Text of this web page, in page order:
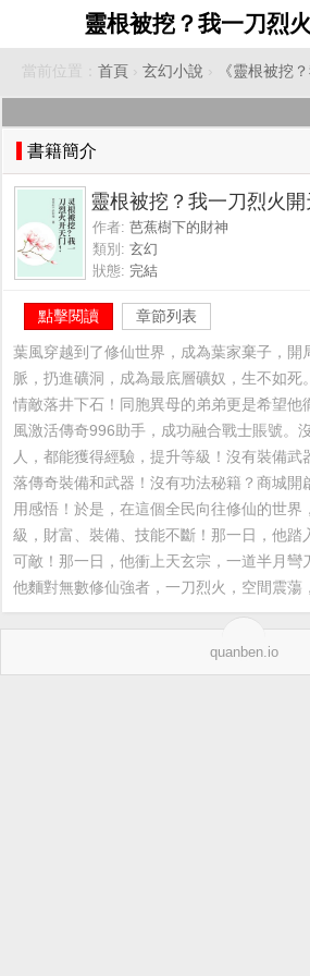
靈根被挖？我一刀烈
當前位置： 首頁 › 玄幻小說 › 《靈根被挖
書籍簡介
靈根被挖？我一刀烈火開
作者: 芭蕉樹下的財神
類別: 玄幻
狀態: 完結
點擊閱讀 章節列表
葉風穿越到了修仙世界，成為葉家棄子，開
脈，扔進礦洞，成為最底層礦奴，生不如死
情敵落井下石！同胞異母的弟弟更是希望他
風激活傳奇996助手，成功融合戰士賬號。
人，都能獲得經驗，提升等級！沒有裝備武
落傳奇裝備和武器！沒有功法秘籍？商城開
用感悟！於是，在這個全民向往修仙的世界
級，財富、裝備、技能不斷！那一日，他踏
可敵！那一日，他衝上天玄宗，一道半月彎
他麵對無數修仙強者，一刀烈火，空間震
quanben.io